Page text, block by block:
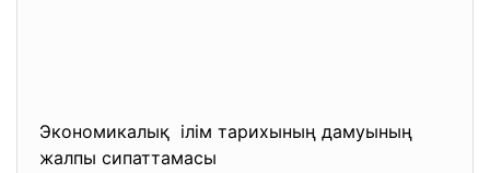
Экономикалық ілім тарихының дамуының
жалпы сипаттамасы